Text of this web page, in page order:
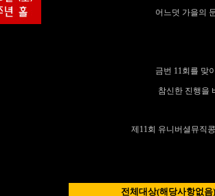
어느덧 가을의
금번 11회를 맞
참신한 진행을
제11회 유니버셜뮤직
전체대상(해당사항없음)